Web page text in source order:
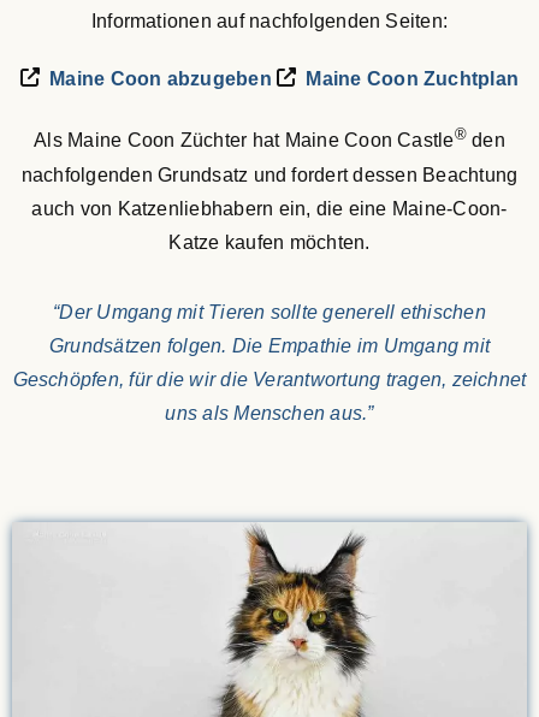
Informationen auf nachfolgenden Seiten:
Maine Coon abzugeben Maine Coon Zuchtplan
Als Maine Coon Züchter hat Maine Coon Castle®den
nachfolgenden Grundsatz und fordert dessen Beachtung
auch von Katzenliebhabern ein, die eine Maine-Coon-
Katze kaufen möchten.
“Der Umgang mit Tieren sollte generell ethischen
Grundsätzen folgen. Die Empathie im Umgang mit
Geschöpfen, für die wir die Verantwortung tragen, zeichnet
uns als Menschen aus.”